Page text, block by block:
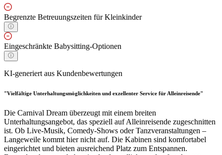
Begrenzte Betreuungszeiten für Kleinkinder
Eingeschränkte Babysitting-Optionen
KI-generiert aus Kundenbewertungen
"Vielfältige Unterhaltungsmöglichkeiten und exzellenter Service für Alleinreisende"
Die Carnival Dream überzeugt mit einem breiten
Unterhaltungsangebot, das speziell auf Alleinreisende zugeschnitten
ist. Ob Live-Musik, Comedy-Shows oder Tanzveranstaltungen –
Langeweile kommt hier nicht auf. Die Kabinen sind komfortabel
eingerichtet und bieten ausreichend Platz zum Entspannen.